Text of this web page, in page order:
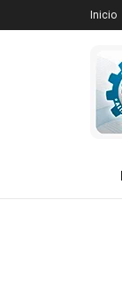
Inicio